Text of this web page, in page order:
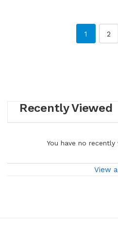
1 2
Recently Viewed
You have no recently
View